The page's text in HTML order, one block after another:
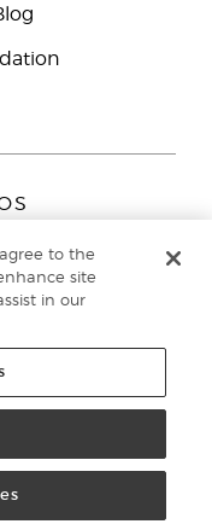
812976
agree to the
site
in our